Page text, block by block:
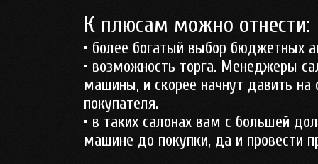
К плюсам можно отнести:
• более богатый выбор бюджетных
• возможность торга. Менеджеры
машины, и скорее начнут давить на
покупателя.
• в таких салонах вам с большей
машине до покупки, да и провести